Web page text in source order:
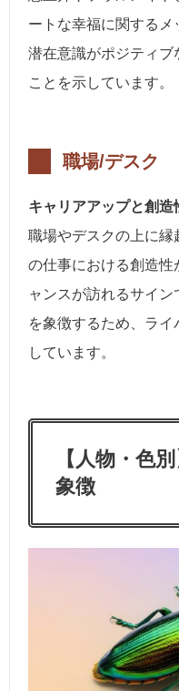
ートな幸福に関する
潜在意識がポジティブ
ことを示しています。
職場/デスク
キャリアアップと創造
職場やデスクの上に縁
の仕事における創造性
ャンスが訪れるサイン
を象徴するため、ラ
しています。
【人物・色
象徴